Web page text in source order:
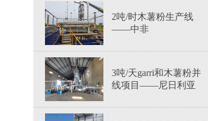
2吨/时木薯粉生产线
——中非
3吨/天garri和木薯粉并
线项目——尼日利亚